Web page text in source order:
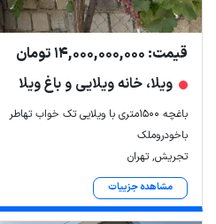
قیمت: 14,000,000,000 تومان
ویلا، خانه ویلایی و باغ ویلا
باغچه 1500متری با ویلایی تک خواب تهاطر
باخودروملک
تجریش, تهران
مشاهده جزییات